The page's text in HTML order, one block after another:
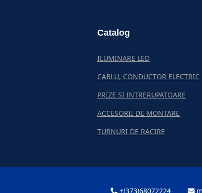
Catalog
ILUMINARE LED
CABLU, CONDUCTOR ELECTRIC
PRIZE SI INTRERUPATOARE
ACCESORII DE MONTARE
TURNURI DE RACIRE
+(373)68072224